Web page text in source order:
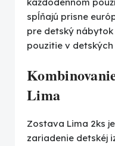
spĺňajú prisne
pre detský
pouzitie v
Lima
Zostava Lima 2ks
zariadenie detskéj